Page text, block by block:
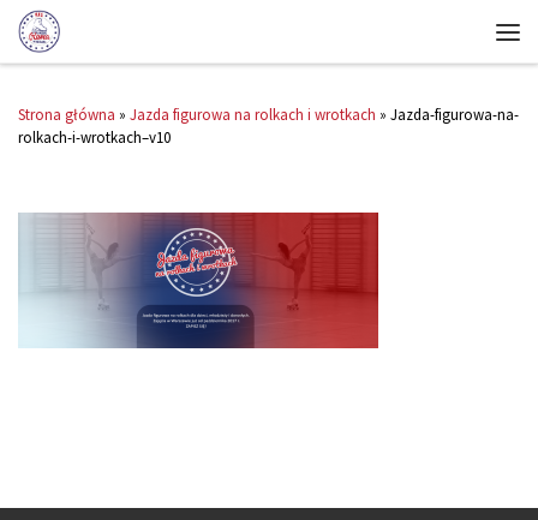
Strona główna » Jazda figurowa na rolkach i wrotkach » Jazda-figurowa-na-
rolkach-i-wrotkach–v10